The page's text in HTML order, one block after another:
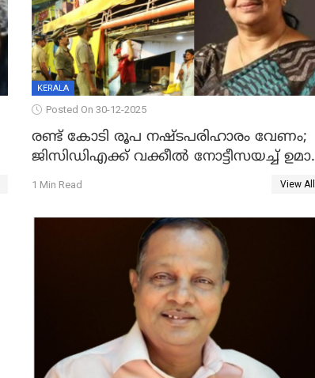
KERALA
Posted On 30-12-2025
രണ്ട് കോടി രൂപ നഷ്ടപരിഹാരം വേണം;
ജിസിഡിഎക്ക് വക്കീൽ നോട്ടീസയച്ച് ഉമാ
തോമസ്
1 Min Read View All